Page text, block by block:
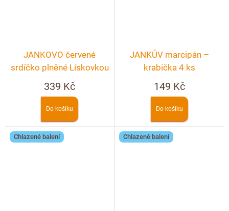
JANKOVO červené
srdíčko plněné Lískovkou
– crunchy 90g
339 Kč
Do košíku
JANKŮV marcipán –
krabička 4 ks
149 Kč
Do košíku
Chlazené balení Chlazené balení